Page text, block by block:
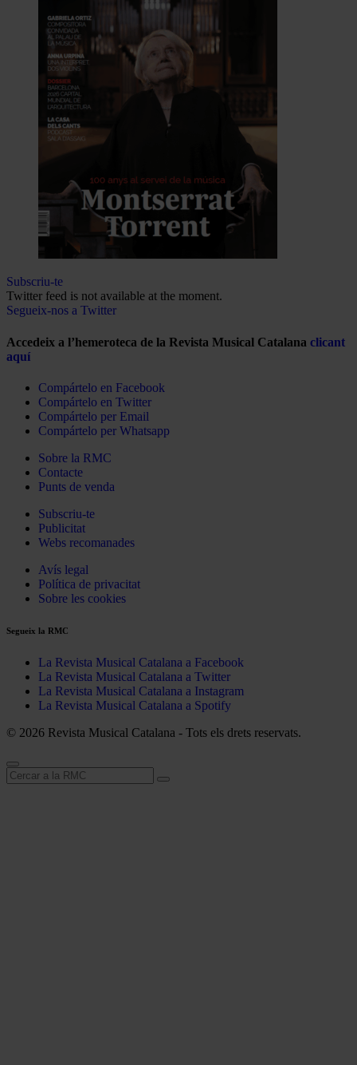
Subscriu-te
Twitter feed is not available at the moment.
Segueix-nos a Twitter
Accedeix a l’hemeroteca de la Revista Musical Catalana clicant
aquí
Compártelo en Facebook
Compártelo en Twitter
Compártelo per Email
Compártelo per Whatsapp
Sobre la RMC
Contacte
Punts de venda
Subscriu-te
Publicitat
Webs recomanades
Avís legal
Política de privacitat
Sobre les cookies
Segueix la RMC
La Revista Musical Catalana a Facebook
La Revista Musical Catalana a Twitter
La Revista Musical Catalana a Instagram
La Revista Musical Catalana a Spotify
© 2026 Revista Musical Catalana - Tots els drets reservats.
Cerca